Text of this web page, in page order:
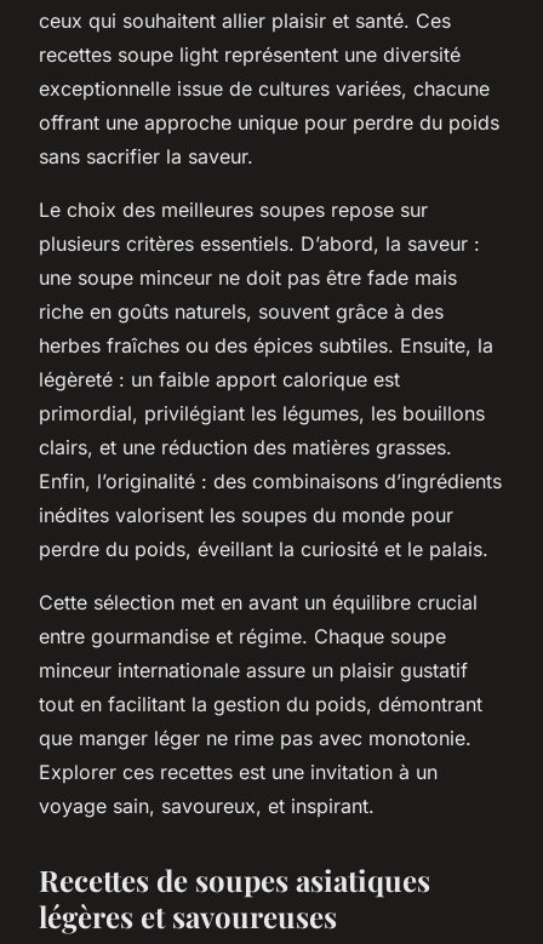
ceux qui souhaitent allier plaisir et santé. Ces
recettes soupe light représentent une diversité
exceptionnelle issue de cultures variées, chacune
offrant une approche unique pour perdre du poids
sans sacrifier la saveur.
Le choix des meilleures soupes repose sur
plusieurs critères essentiels. D’abord, la saveur :
une soupe minceur ne doit pas être fade mais
riche en goûts naturels, souvent grâce à des
herbes fraîches ou des épices subtiles. Ensuite, la
légèreté : un faible apport calorique est
primordial, privilégiant les légumes, les bouillons
clairs, et une réduction des matières grasses.
Enfin, l’originalité : des combinaisons d’ingrédients
inédites valorisent les soupes du monde pour
perdre du poids, éveillant la curiosité et le palais.
Cette sélection met en avant un équilibre crucial
entre gourmandise et régime. Chaque soupe
minceur internationale assure un plaisir gustatif
tout en facilitant la gestion du poids, démontrant
que manger léger ne rime pas avec monotonie.
Explorer ces recettes est une invitation à un
voyage sain, savoureux, et inspirant.
Recettes de soupes asiatiques
légères et savoureuses